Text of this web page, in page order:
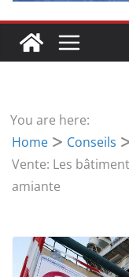
You are here:
Home
Conseils
Vente: Les
amiante